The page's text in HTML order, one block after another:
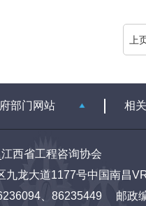
上
西省工程咨询协会
九龙大道1177号中国南昌
、86235449 邮